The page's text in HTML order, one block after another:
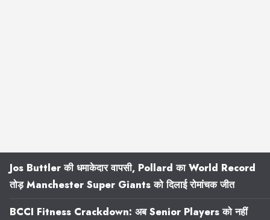
Jos Buttler की धमाकेदार वापसी, Pollard का World Record
तोड़ Manchester Super Giants को दिलाई रोमांचक जीत
BCCI Fitness Crackdown: अब Senior Players को नहीं